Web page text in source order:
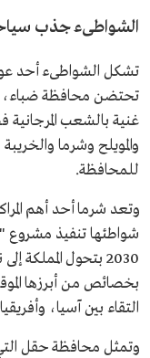
الشواطىء جذب
تشكل الشواطىء أحد
غنية بالشعب
والمويلح وشرما
للمحافظة.
وتعد شرما أحد أهم
شواطئها تنفيذ مشروع
2030 بتحول
بخصائص من أبرزها
التقاء بين آسيا،